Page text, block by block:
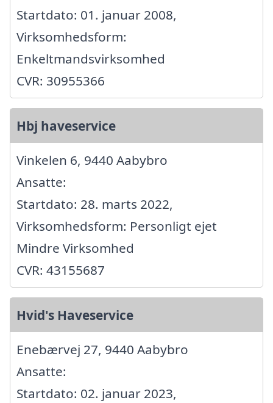
Startdato: 01. januar 2008,
Virksomhedsform:
Enkeltmandsvirksomhed
CVR: 30955366
Hbj haveservice
Vinkelen 6, 9440 Aabybro
Ansatte:
Startdato: 28. marts 2022,
Virksomhedsform: Personligt ejet
Mindre Virksomhed
CVR: 43155687
Hvid's Haveservice
Enebærvej 27, 9440 Aabybro
Ansatte:
Startdato: 02. januar 2023,